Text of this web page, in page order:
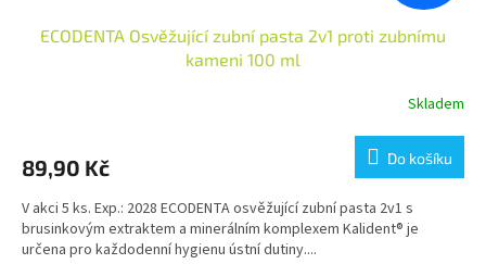
ECODENTA Osvěžující zubní pasta 2v1 proti zubnímu
kameni 100 ml
je
z
5
hvězdiček.
Skladem
89,90 Kč Do košíku
V akci 5 ks. Exp.: 2028 ECODENTA osvěžující zubní pasta 2v1 s
brusinkovým extraktem a minerálním komplexem Kalident® je
určena pro každodenní hygienu ústní dutiny....